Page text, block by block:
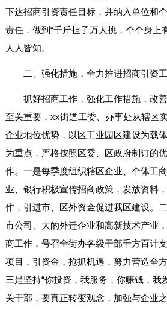
下达招商引资责任目标，并纳入单位和
责任，做到“千斤担子万人挑，个个身上
人人皆知。
二、强化措施，全力推进招商引资
抓好招商工作，强化工作措施，改
至关重要，xx街道工委、办事处从辖区
企业地位优势，以区工业园区建设为载
为重点，严格按照区委、区政府制订的
作。一是每季度组织辖区企业、个体工
业、银行积极宣传招商政策，发放资料
作，引进市、区外资金促进我区建设。
市公司、大的外迁企业和高新技术产业
商工作，号召全街办各级干部千方百计
项目，引资金，抢抓机遇，努力营造全
三是坚持“你投资，我服务，你赚钱，我
关干部，要真正转变观念，加强与企业